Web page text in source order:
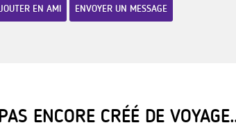
EN AMI ENVOYER UN MESSAGE
ENCORE CRÉÉ DE